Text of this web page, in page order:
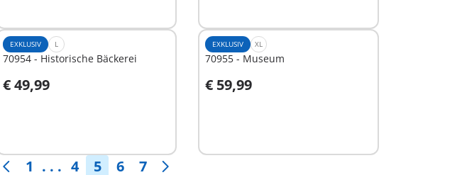
EXKLUSIV L
70954 - Historische Bäckerei
€ 49,99
In den Warenkorb
EXKLUSIV XL
70955 - Museum
€ 59,99
In den Warenkorb
1 . . . 4 5 6 7